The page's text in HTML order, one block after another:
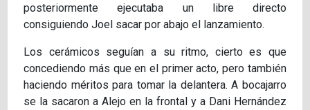
posteriormente ejecutaba un libre directo
consiguiendo Joel sacar por abajo el lanzamiento.
Los cerámicos seguían a su ritmo, cierto es que
concediendo más que en el primer acto, pero también
haciendo méritos para tomar la delantera. A bocajarro
se la sacaron a Alejo en la frontal y a Dani Hernández